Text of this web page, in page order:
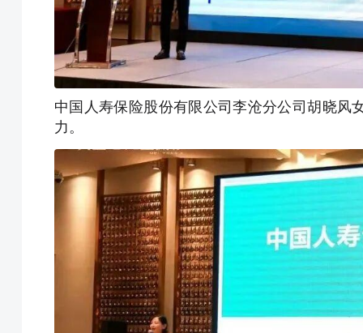
中国人寿保险股份有限公司李沧分公司胡晓风
力。